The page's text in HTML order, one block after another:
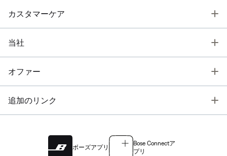
カスタマーケア
当社
オファー
追加のリンク
ボーズアプリ
Bose Connectア
プリ